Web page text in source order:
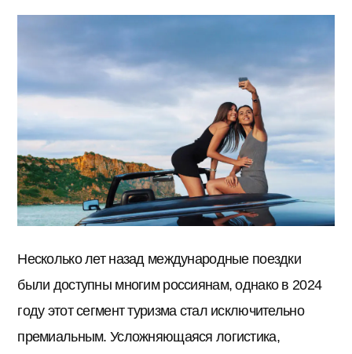
Несколько лет назад международные поездки
были доступны многим россиянам, однако в 2024
году этот сегмент туризма стал исключительно
премиальным. Усложняющаяся логистика,